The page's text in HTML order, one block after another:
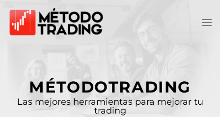
contenido
MÉTODOTRADING
Las mejores herramientas para mejorar tu
trading